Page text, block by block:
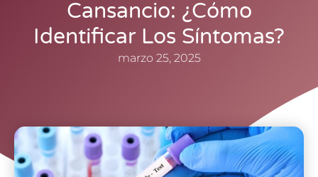
Cansancio: ¿Cómo
Identificar Los Síntomas?
marzo 25, 2025